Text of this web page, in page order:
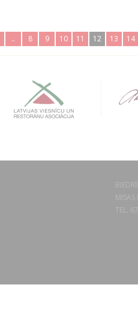
.. 8 9 10 11 12 13 14
TEL.